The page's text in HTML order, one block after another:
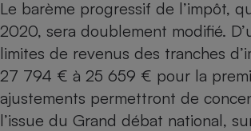
Le barème progressif de l’impôt,
2020, sera doublement modifié.
limites de revenus des tranches
27 794 € à 25 659 € pour la
ajustements permettront de
l’issue du Grand débat national,